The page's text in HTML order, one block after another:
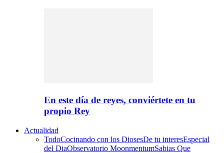
En este día de reyes, conviértete en tu
propio Rey
Actualidad
TodoCocinando con los DiosesDe tu interesEspecial
del DiaObservatorio MoonmentumSabias Que